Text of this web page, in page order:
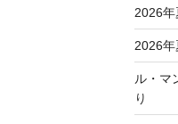
2026年
2026年
ル・マ
り